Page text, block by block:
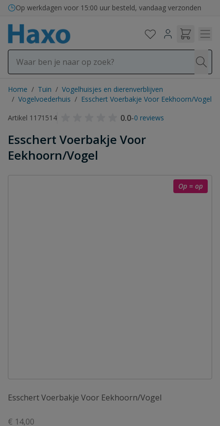
Ga naar de inhoud
Op werkdagen voor 15:00 uur besteld, vandaag verzonden
Home / Tuin / Vogelhuisjes en dierenverblijven
/ Vogelvoederhuis / Esschert Voerbakje Voor Eekhoorn/Vogel
Artikel 1171514
0.0-0 reviews
Esschert Voerbakje Voor
Eekhoorn/Vogel
Op = op
Esschert Voerbakje Voor Eekhoorn/Vogel
€ 14,00